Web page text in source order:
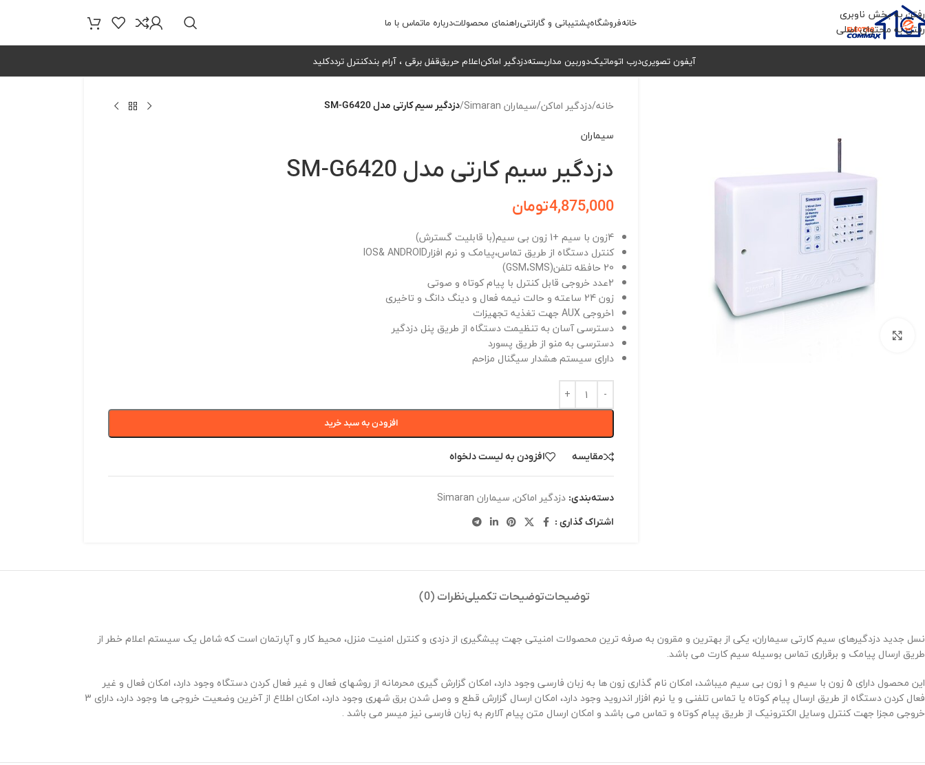
رفتن به بخش ناوبری
رفتن به محتوای اصلی
خانهفروشگاهپشتیبانی و گارانتیراهنمای محصولاتدرباره ماتماس با ما
آیفون تصویریدرب اتوماتیکدوربین مداربستهدزدگیر اماکناعلام حریققفل برقی ، آرام بندکنترل ترددکلید
خانه/دزدگیر اماکن/سیماران Simaran /دزدگیر سیم کارتی مدل SM-G6420
سیماران
دزدگیر سیم کارتی مدل SM-G6420
4,875,000تومان
4زون با سیم +1 زون بی سیم(با قابلیت گسترش)
کنترل دستگاه از طریق تماس،پیامک و نرم افزارIOS& ANDROID
20 حافظه تلفن(GSM،SMS)
2عدد خروجی قابل کنترل با پیام کوتاه و صوتی
زون 24 ساعته و حالت نیمه فعال و دینگ دانگ و تاخیری
1خروجی AUX جهت تغذیه تجهیزات
دسترسی آسان به تنظیمت دستگاه از طریق پنل دزدگیر
دسترسی به منو از طریق پسورد
دارای سیستم هشدار سیگنال مزاحم
افزودن به سبد خرید
مقایسه افزودن به لیست دلخواه
دسته‌بندی: دزدگیر اماکن, سیماران Simaran
اشتراک گذاری :
توضیحاتتوضیحات تکمیلینظرات (0)
نسل جدید دزدگیرهای سیم کارتی سیماران، یکی از بهترین و مقرون به صرفه ترین محصولات امنیتی جهت پیشگیری از دزدی و کنترل امنیت منزل، محیط کار و آپارتمان است که شامل یک سیستم اعلام خطر از
طریق ارسال پیامک و برقراری تماس بوسیله سیم کارت می باشد.
این محصول دارای 5 زون با سیم و 1 زون بی سیم میباشد، امکان نام گذاری زون ها به زبان فارسی وجود دارد، امکان گزارش گیری محرمانه از روشهای فعال و غیر فعال کردن دستگاه وجود دارد، امکان فعال و غیر
فعال کردن دستگاه از طریق ارسال پیام کوتاه یا تماس تلفنی و یا نرم افزار اندروید وجود دارد، امکان ارسال گزارش قطع و وصل شدن برق شهری وجود دارد، امکان اطلاع از آخرین وضعیت خروجی ها وجود دارد، دارای 3
خروجی مجزا جهت کنترل وسایل الکترونیک از طریق پیام کوتاه و تماس می باشد و امکان ارسال متن پیام آلارم به زبان فارسی نیز میسر می باشد .